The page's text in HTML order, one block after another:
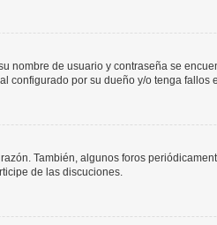
nombre de usuario y contraseña se
configurado por su dueño y/o tenga
También, algunos foros
de las discuciones.